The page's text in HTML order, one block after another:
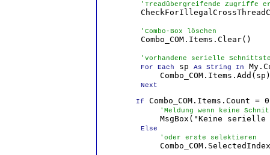
'Treadübergreifende Zugriffe
'Combo-Box löschen
        Combo_COM.Items.Clear()
'vorhandene serielle
For Each
sp As String In
            Combo_COM.Items.Add(sp)
Next
        If
Combo_COM.Items.Count = 0
'Meldung wenn keine
MsgBox("Keine serielle
Else
'oder erste selektieren